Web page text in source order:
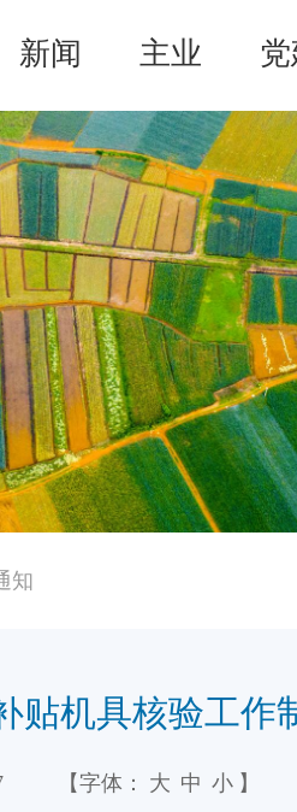
新闻 主业
知
机具核验工作
【字体： 大 中 小 】